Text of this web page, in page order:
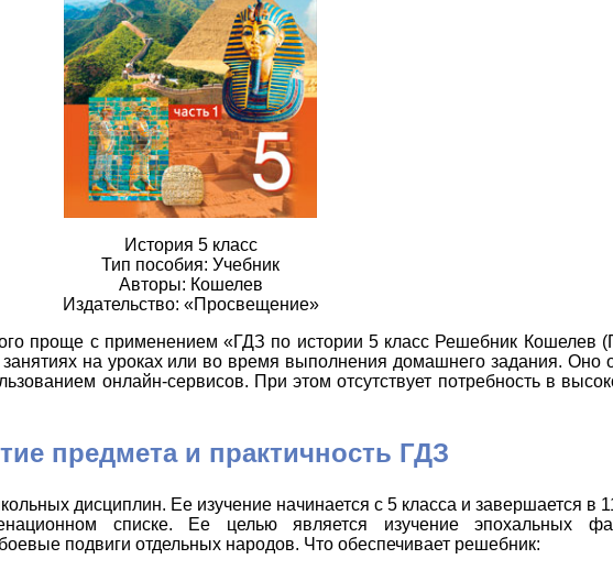
История 5 класс
Тип пособия: Учебник
Авторы: Кошелев
Издательство: «Просвещение»
проще с применением «ГДЗ по истории 5 класс Решебник Кошелев
на уроках или во время выполнения домашнего задания. Оно
онлайн-сервисов. При этом отсутствует потребность в
предмета и практичность ГДЗ
дисциплин. Ее изучение начинается с 5 класса и завершается в
списке. Ее целью является изучение эпохальных
подвиги отдельных народов. Что обеспечивает решебник: